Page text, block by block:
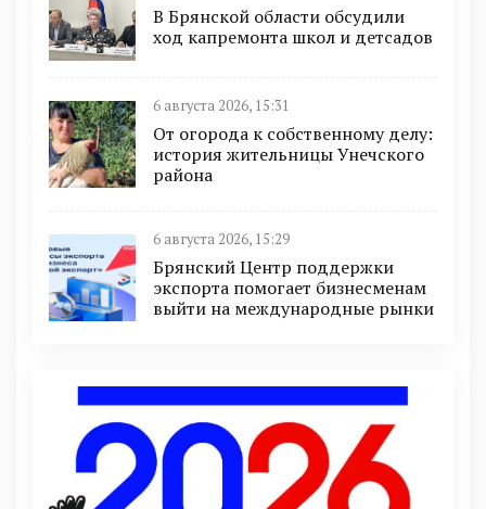
В Брянской области обсудили
ход капремонта школ и детсадов
6 августа 2026, 15:31
От огорода к собственному делу:
история жительницы Унечского
района
6 августа 2026, 15:29
Брянский Центр поддержки
экспорта помогает бизнесменам
выйти на международные рынки